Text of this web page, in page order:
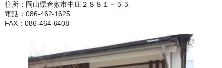
住所：岡山県倉敷市中庄２８８１－５５
電話：086-462-1625
FAX：086-464-6408